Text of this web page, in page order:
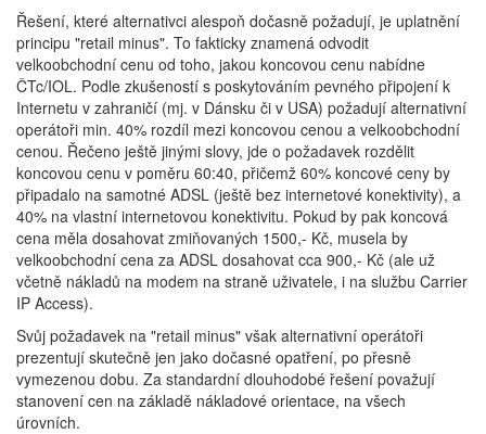
Řešení, které alternativci alespoň dočasně požadují, je uplatnění
principu "retail minus". To fakticky znamená odvodit
velkoobchodní cenu od toho, jakou koncovou cenu nabídne
ČTc/IOL. Podle zkušeností s poskytováním pevného připojení k
Internetu v zahraničí (mj. v Dánsku či v USA) požadují alternativní
operátoři min. 40% rozdíl mezi koncovou cenou a velkoobchodní
cenou. Řečeno ještě jinými slovy, jde o požadavek rozdělit
koncovou cenu v poměru 60:40, přičemž 60% koncové ceny by
připadalo na samotné ADSL (ještě bez internetové konektivity), a
40% na vlastní internetovou konektivitu. Pokud by pak koncová
cena měla dosahovat zmiňovaných 1500,- Kč, musela by
velkoobchodní cena za ADSL dosahovat cca 900,- Kč (ale už
včetně nákladů na modem na straně uživatele, i na službu Carrier
IP Access).
Svůj požadavek na "retail minus" však alternativní operátoři
prezentují skutečně jen jako dočasné opatření, po přesně
vymezenou dobu. Za standardní dlouhodobé řešení považují
stanovení cen na základě nákladové orientace, na všech
úrovních.